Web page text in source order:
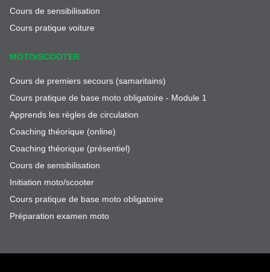
Cours de sensibilisation
Cours pratique voiture
MOTO/SCOOTER
Cours de premiers secours (samaritains)
Cours pratique de base moto obligatoire - Module 1
Apprends les règles de circulation
Coaching théorique (online)
Coaching théorique (présentiel)
Cours de sensibilisation
Initiation moto/scooter
Cours pratique de base moto obligatoire
Préparation examen moto